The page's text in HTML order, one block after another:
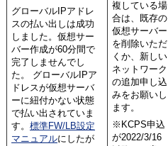
グローバルIPアドレ
スの払い出しは成功
しました。仮想サー
バー作成が60分間で
完了しませんでし
た。 グローバルIPア
ドレスが仮想サーバ
ーに紐付かない状態
で払い出されていま
す。標準FW/LB設定
マニュアルにしたが
複している場
合は、既存の
仮想サーバー
を削除いただ
くか、新しい
ネットワーク
の追加申し込
みをお願いし
ます。
※KCPS申込
が2022/3/16